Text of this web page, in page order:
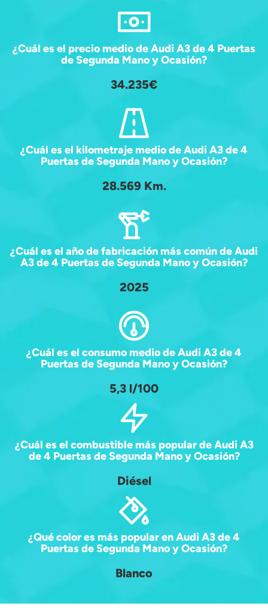
¿Cuál es el precio medio de Audi A3 de 4 Puertas
de Segunda Mano y Ocasión?
34.235€
¿Cuál es el kilometraje medio de Audi A3 de 4
Puertas de Segunda Mano y Ocasión?
28.569 Km.
¿Cuál es el año de fabricación más común de Audi
A3 de 4 Puertas de Segunda Mano y Ocasión?
2025
¿Cuál es el consumo medio de Audi A3 de 4
Puertas de Segunda Mano y Ocasión?
5,3 l/100
¿Cuál es el combustible más popular de Audi A3
de 4 Puertas de Segunda Mano y Ocasión?
Diésel
¿Qué color es más popular en Audi A3 de 4
Puertas de Segunda Mano y Ocasión?
Blanco